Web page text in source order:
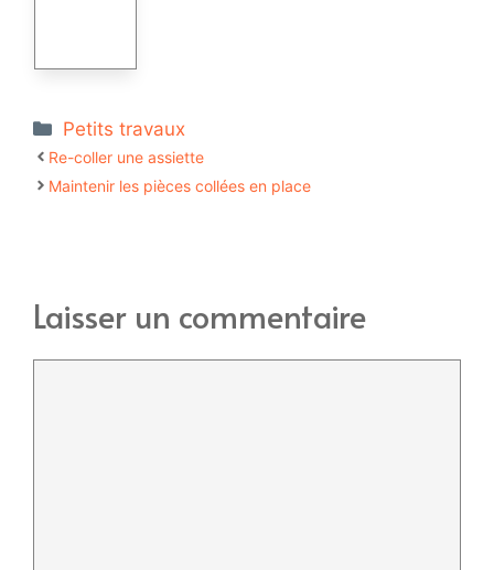
Catégories
Petits travaux
Re-coller une assiette
Maintenir les pièces collées en place
Laisser un commentaire